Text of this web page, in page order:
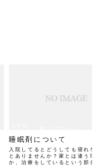
睡眠剤について
入院してるとどうしても寝れな
とありませんか？家とは違う環
か、治療をしているという部分
ルできます